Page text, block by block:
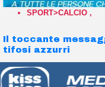
SPORT>CALCIO ,
Il toccante
tifosi azzurri